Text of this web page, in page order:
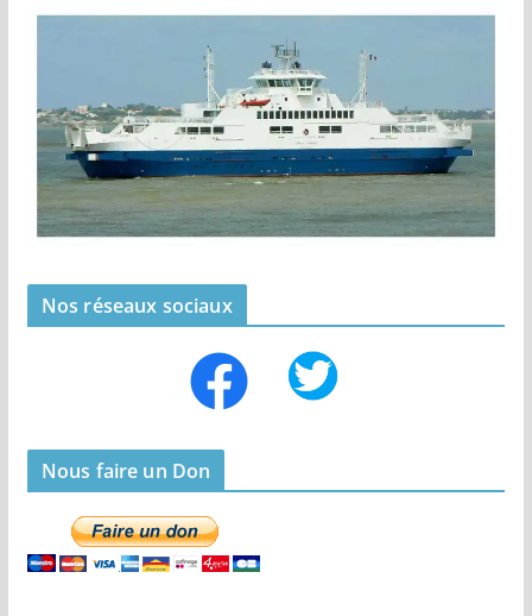
Nos réseaux sociaux
Nous faire un Don